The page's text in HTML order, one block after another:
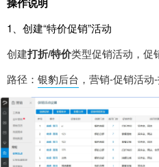
1、创建“特价促销”活动
创建打折/特价类型促销活动，促
路径： 银豹后台 ，营销-促销活